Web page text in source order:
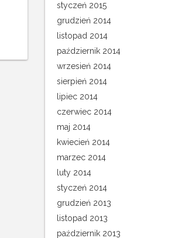
styczeń 2015
grudzień 2014
listopad 2014
październik 2014
wrzesień 2014
sierpień 2014
lipiec 2014
czerwiec 2014
maj 2014
kwiecień 2014
marzec 2014
luty 2014
styczeń 2014
grudzień 2013
listopad 2013
październik 2013